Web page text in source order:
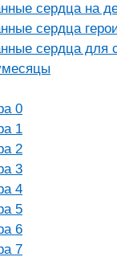
сердца на
сердца
сердца для
0
1
2
3
4
5
6
7